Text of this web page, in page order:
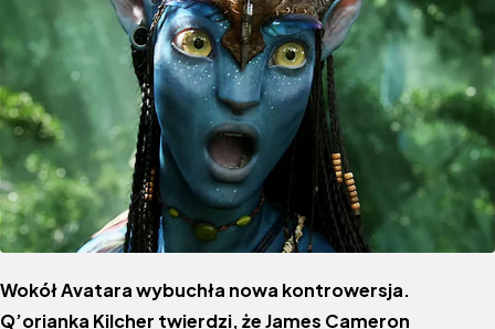
Wokół Avatara wybuchła nowa kontrowersja.
Q’orianka Kilcher twierdzi, że James Cameron